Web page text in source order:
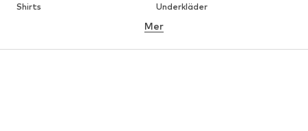
Shirts
Underkläder
Skjortor
Mer